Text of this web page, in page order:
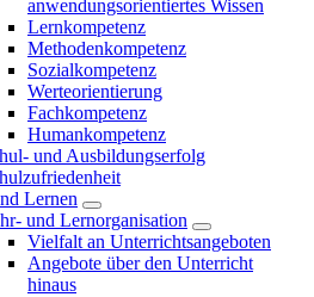
anwendungsorientiertes Wissen
Lernkompetenz
Methodenkompetenz
Sozialkompetenz
Werteorientierung
Fachkompetenz
Humankompetenz
und Ausbildungserfolg
Lernen
und Lernorganisation
Vielfalt an Unterrichtsangeboten
Angebote über den Unterricht
hinaus